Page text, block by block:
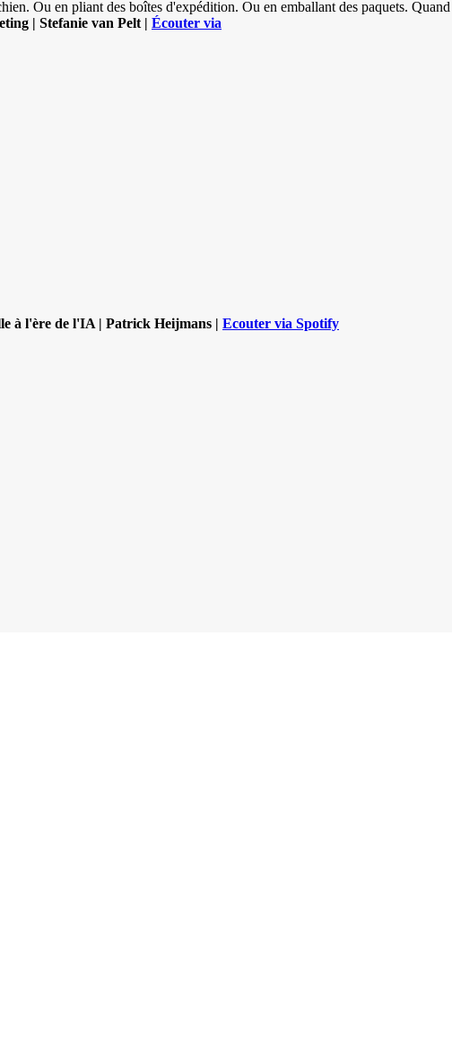
Ou en pliant des boîtes d'expédition. Ou en emballant des paquets. Quand
| Stefanie van Pelt | Écouter via
à l'ère de l'IA | Patrick Heijmans | Ecouter via Spotify